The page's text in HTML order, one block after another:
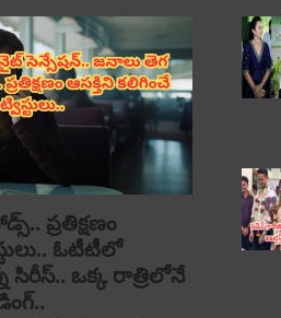
ప్రతిక్షణం
ఓటీటీలో
సిరీస్.. ఒక్క రాత్రిలోనే